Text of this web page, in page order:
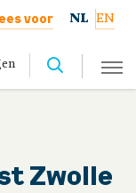
voor NL EN
Zwolle